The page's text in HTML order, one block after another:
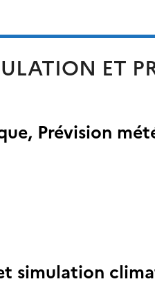
ET
Prévision
simulation